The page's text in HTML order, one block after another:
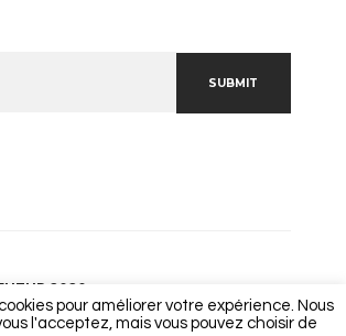
SUBMIT
2020
pour améliorer votre expérience. Nous
l'acceptez, mais vous pouvez choisir de